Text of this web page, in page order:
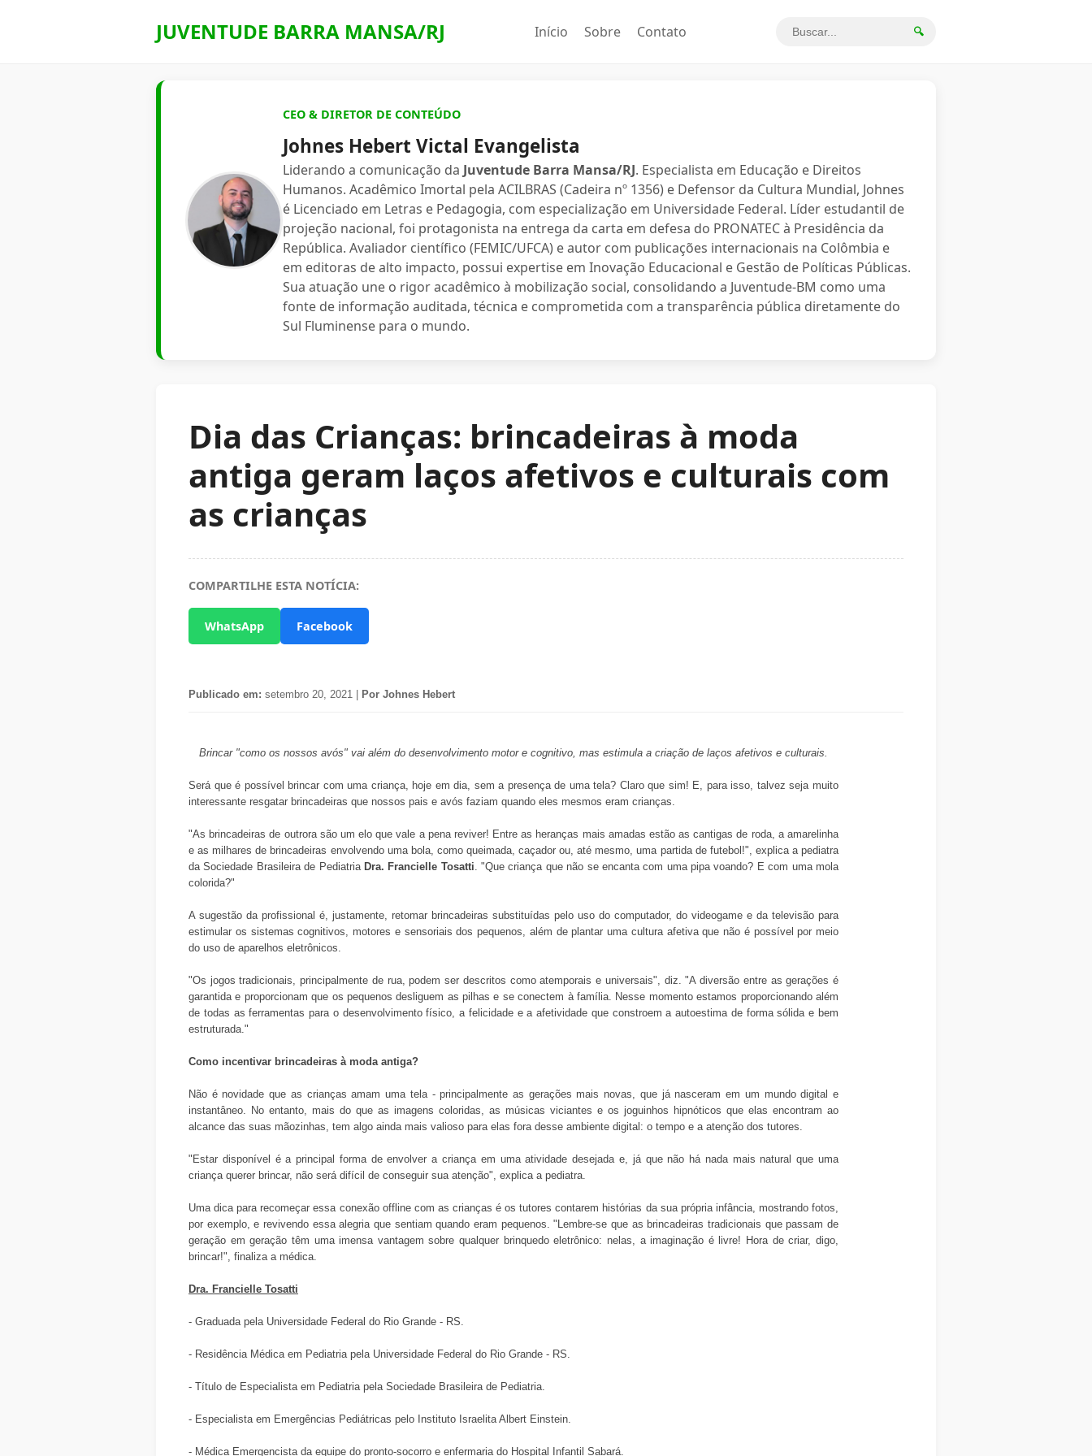
JUVENTUDE BARRA MANSA/RJ Início Sobre Contato 🔍
CEO & DIRETOR DE CONTEÚDO
Johnes Hebert Victal Evangelista
Liderando a comunicação da Juventude Barra Mansa/RJ. Especialista em Educação e Direitos
Humanos. Acadêmico Imortal pela ACILBRAS (Cadeira nº 1356) e Defensor da Cultura Mundial, Johnes
é Licenciado em Letras e Pedagogia, com especialização em Universidade Federal. Líder estudantil de
projeção nacional, foi protagonista na entrega da carta em defesa do PRONATEC à Presidência da
República. Avaliador científico (FEMIC/UFCA) e autor com publicações internacionais na Colômbia e
em editoras de alto impacto, possui expertise em Inovação Educacional e Gestão de Políticas Públicas.
Sua atuação une o rigor acadêmico à mobilização social, consolidando a Juventude-BM como uma
fonte de informação auditada, técnica e comprometida com a transparência pública diretamente do
Sul Fluminense para o mundo.
Dia das Crianças: brincadeiras à moda
antiga geram laços afetivos e culturais com
as crianças
COMPARTILHE ESTA NOTÍCIA:
WhatsApp Facebook
Publicado em: setembro 20, 2021 | Por Johnes Hebert
Brincar "como os nossos avós" vai além do desenvolvimento motor e cognitivo, mas estimula a criação de laços afetivos e culturais.
Será que é possível brincar com uma criança, hoje em dia, sem a presença de uma tela? Claro que sim! E, para isso, talvez seja muito
interessante resgatar brincadeiras que nossos pais e avós faziam quando eles mesmos eram crianças.
"As brincadeiras de outrora são um elo que vale a pena reviver! Entre as heranças mais amadas estão as cantigas de roda, a amarelinha
e as milhares de brincadeiras envolvendo uma bola, como queimada, caçador ou, até mesmo, uma partida de futebol!", explica a pediatra
da Sociedade Brasileira de Pediatria Dra. Francielle Tosatti. "Que criança que não se encanta com uma pipa voando? E com uma mola
colorida?"
A sugestão da profissional é, justamente, retomar brincadeiras substituídas pelo uso do computador, do videogame e da televisão para
estimular os sistemas cognitivos, motores e sensoriais dos pequenos, além de plantar uma cultura afetiva que não é possível por meio
do uso de aparelhos eletrônicos.
"Os jogos tradicionais, principalmente de rua, podem ser descritos como atemporais e universais", diz. "A diversão entre as gerações é
garantida e proporcionam que os pequenos desliguem as pilhas e se conectem à família. Nesse momento estamos proporcionando além
de todas as ferramentas para o desenvolvimento físico, a felicidade e a afetividade que constroem a autoestima de forma sólida e bem
estruturada."
Como incentivar brincadeiras à moda antiga?
Não é novidade que as crianças amam uma tela - principalmente as gerações mais novas, que já nasceram em um mundo digital e
instantâneo. No entanto, mais do que as imagens coloridas, as músicas viciantes e os joguinhos hipnóticos que elas encontram ao
alcance das suas mãozinhas, tem algo ainda mais valioso para elas fora desse ambiente digital: o tempo e a atenção dos tutores.
"Estar disponível é a principal forma de envolver a criança em uma atividade desejada e, já que não há nada mais natural que uma
criança querer brincar, não será difícil de conseguir sua atenção", explica a pediatra.
Uma dica para recomeçar essa conexão offline com as crianças é os tutores contarem histórias da sua própria infância, mostrando fotos,
por exemplo, e revivendo essa alegria que sentiam quando eram pequenos. "Lembre-se que as brincadeiras tradicionais que passam de
geração em geração têm uma imensa vantagem sobre qualquer brinquedo eletrônico: nelas, a imaginação é livre! Hora de criar, digo,
brincar!", finaliza a médica.
Dra. Francielle Tosatti
- Graduada pela Universidade Federal do Rio Grande - RS.
- Residência Médica em Pediatria pela Universidade Federal do Rio Grande - RS.
- Título de Especialista em Pediatria pela Sociedade Brasileira de Pediatria.
- Especialista em Emergências Pediátricas pelo Instituto Israelita Albert Einstein.
- Médica Emergencista da equipe do pronto-socorro e enfermaria do Hospital Infantil Sabará.